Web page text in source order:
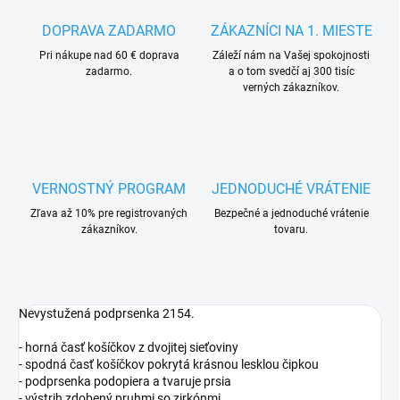
DOPRAVA ZADARMO
Pri nákupe nad 60 € doprava
zadarmo.
ZÁKAZNÍCI NA 1. MIESTE
Záleží nám na Vašej spokojnosti
a o tom svedčí aj 300 tisíc
verných zákazníkov.
VERNOSTNÝ PROGRAM
Zľava až 10% pre registrovaných
zákazníkov.
JEDNODUCHÉ VRÁTENIE
Bezpečné a jednoduché vrátenie
tovaru.
Nevystužená podprsenka 2154.
- horná časť košíčkov z dvojitej sieťoviny
- spodná časť košíčkov pokrytá krásnou lesklou čipkou
- podprsenka podopiera a tvaruje prsia